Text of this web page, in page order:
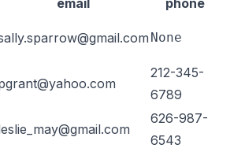
None
212-345-
6789
626-987-
6543